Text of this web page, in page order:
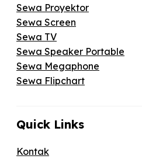
Sewa Proyektor
Sewa Screen
Sewa TV
Sewa Speaker Portable
Sewa Megaphone
Sewa Flipchart
Quick Links
Kontak